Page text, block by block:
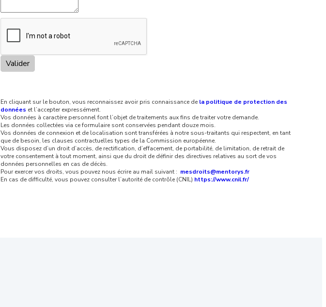
Valider
En cliquant sur le bouton, vous reconnaissez avoir pris connaissance de la politique de protection des
données et l’accepter expressément.
Vos données à caractère personnel font l’objet de traitements aux fins de traiter votre demande.
Les données collectées via ce formulaire sont conservées pendant douze mois.
Vos données de connexion et de localisation sont transférées à notre sous-traitants qui respectent, en tant
que de besoin, les clauses contractuelles types de la Commission européenne.
Vous disposez d’un droit d’accès, de rectification, d’effacement, de portabilité, de limitation, de retrait de
votre consentement à tout moment, ainsi que du droit de définir des directives relatives au sort de vos
données personnelles en cas de décès.
Pour exercer vos droits, vous pouvez nous écrire au mail suivant : mesdroits@mentorys.fr
En cas de difficulté, vous pouvez consulter l’autorité de contrôle (CNIL) https://www.cnil.fr/